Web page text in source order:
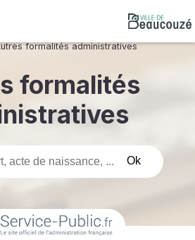
formalités administratives
formalités